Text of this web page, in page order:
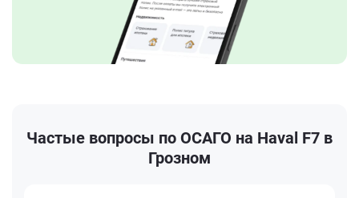
Частые вопросы по ОСАГО на Haval F7 в
Грозном